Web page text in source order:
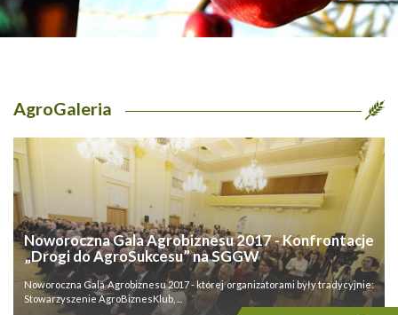
AgroGaleria
Noworoczna Gala Agrobiznesu 2017 - Konfrontacje
„Drogi do AgroSukcesu” na SGGW
Noworoczna Gala Agrobiznesu 2017 - której organizatorami były tradycyjnie:
Stowarzyszenie AgroBiznesKlub, ...